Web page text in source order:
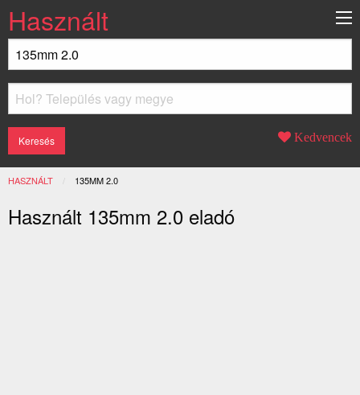
Használt
Kedvencek
HASZNÁLT JELENLEGI:
135MM 2.0
Használt 135mm 2.0 eladó